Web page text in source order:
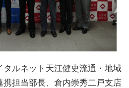
タルネット天江健史流通・地域
携担当部長、倉内崇秀二戸支店